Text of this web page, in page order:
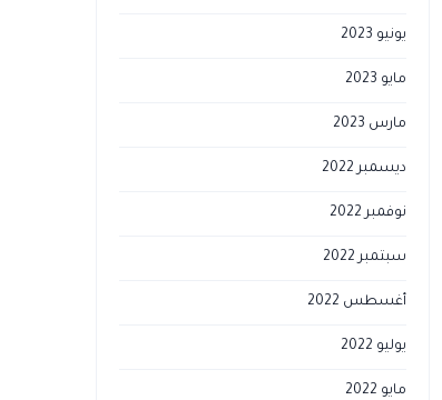
يونيو 2023
مايو 2023
مارس 2023
ديسمبر 2022
نوفمبر 2022
سبتمبر 2022
أغسطس 2022
يوليو 2022
مايو 2022